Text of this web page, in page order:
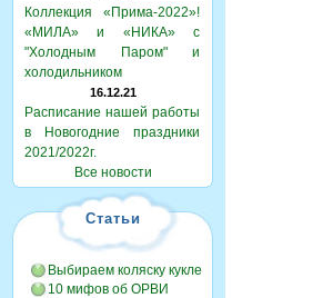
Коллекция «Прима-2022»!
«МИЛА» и «НИКА» с
"Холодным Паром" и
холодильником
16.12.21
Расписание нашей работы
в Новогодние праздники
2021/2022г.
Все новости
Статьи
Выбираем коляску кукле
10 мифов об ОРВИ